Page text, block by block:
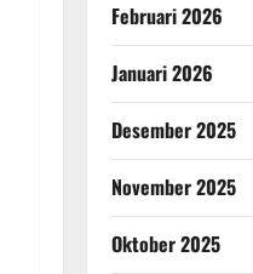
Februari 2026
Januari 2026
Desember 2025
November 2025
Oktober 2025